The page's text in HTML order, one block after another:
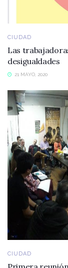
CIUDAD
Las
desigualdades
21 MAYO, 2020
CIUDAD